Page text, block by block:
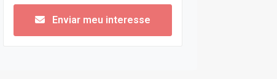
Enviar meu interesse